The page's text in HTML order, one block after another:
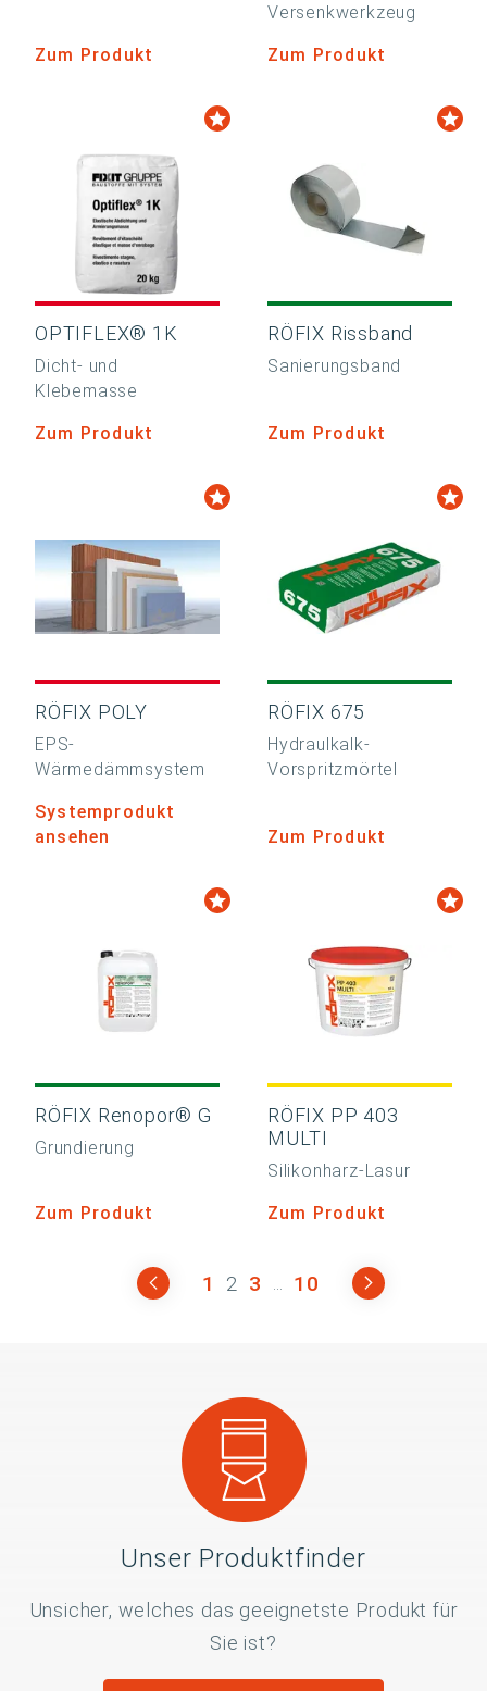
Zum Produkt
Versenkwerkzeug
Zum Produkt
OPTIFLEX® 1K
Dicht- und
Klebemasse
Zum Produkt
RÖFIX Rissband
Sanierungsband
Zum Produkt
RÖFIX POLY
EPS-
Wärmedämmsystem
Systemprodukt
ansehen
RÖFIX 675
Hydraulkalk-
Vorspritzmörtel
Zum Produkt
RÖFIX Renopor® G
Grundierung
Zum Produkt
RÖFIX PP 403
MULTI
Silikonharz-Lasur
Zum Produkt
1 2 3 ... 10
Unser Produktfinder
Unsicher, welches das geeignetste Produkt für
Sie ist?